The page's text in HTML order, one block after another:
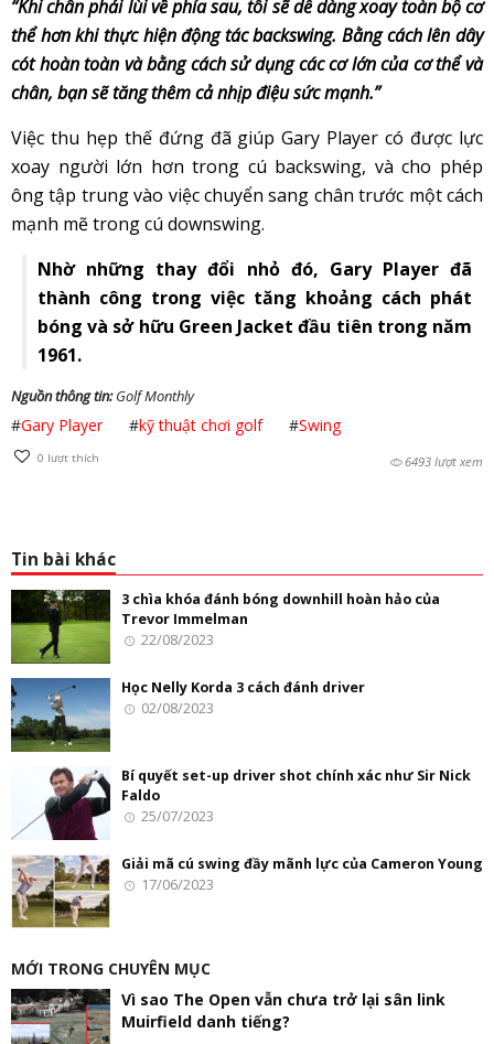
“Khi chân phải lùi về phía sau, tôi sẽ dễ dàng xoay toàn bộ cơ
thể hơn khi thực hiện động tác backswing. Bằng cách lên dây
cót hoàn toàn và bằng cách sử dụng các cơ lớn của cơ thể và
chân, bạn sẽ tăng thêm cả nhịp điệu sức mạnh.”
Việc thu hẹp thế đứng đã giúp Gary Player có được lực
xoay người lớn hơn trong cú backswing, và cho phép
ông tập trung vào việc chuyển sang chân trước một cách
mạnh mẽ trong cú downswing.
Nhờ những thay đổi nhỏ đó, Gary Player đã
thành công trong việc tăng khoảng cách phát
bóng và sở hữu Green Jacket đầu tiên trong năm
1961.
Nguồn thông tin:Golf Monthly
#Gary Player #kỹ thuật chơi golf #Swing
0 lượt thích 6493 lượt xem
Tin bài khác
3 chìa khóa đánh bóng downhill hoàn hảo của
Trevor Immelman
22/08/2023
Học Nelly Korda 3 cách đánh driver
02/08/2023
Bí quyết set-up driver shot chính xác như Sir Nick
Faldo
25/07/2023
Giải mã cú swing đầy mãnh lực của Cameron Young
17/06/2023
MỚI TRONG CHUYÊN MỤC
Vì sao The Open vẫn chưa trở lại sân link
Muirfield danh tiếng?